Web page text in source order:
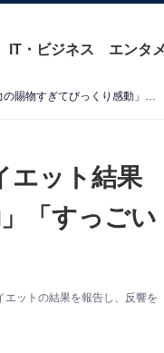
IT・ビジネス エンタメ
「めっちゃ痩せてる！」人気YouTuber、ダイエット結果に驚きの声「努力の賜物すぎてびっくり感動」「すっごいやないの！」
エット結果
「すっごい
ットの結果を報告し、反響を